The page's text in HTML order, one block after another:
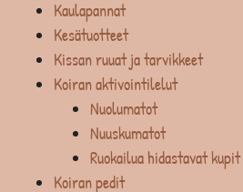
Kaulapannat
Kesätuotteet
Kissan ruuat ja tarvikkeet
Koiran aktivointilelut
Nuolumatot
Nuuskumatot
Ruokailua hidastavat kupit
Koiran pedit